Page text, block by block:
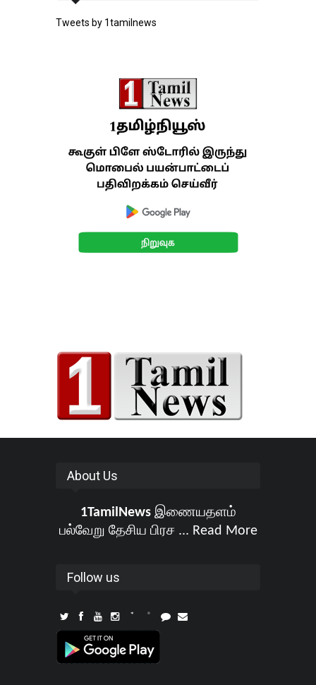
Tweets by 1tamilnews
About Us
1TamilNewsஇணையதளம்
பல்வேறு தேசிய பிரச ... Read More
Follow us